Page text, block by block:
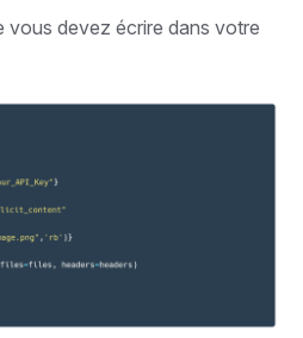
vous devez écrire dans votre